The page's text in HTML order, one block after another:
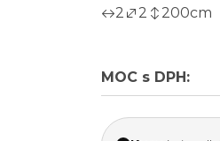
2 2 200cm
MOC s DPH: